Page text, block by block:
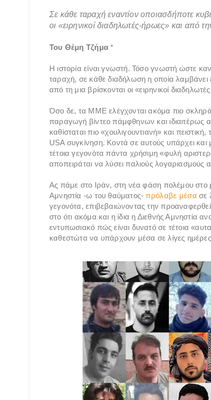
Σε κάθε ταραχή εναντίον οποιασδήποτε
οι «ειρηνικοί διαδηλωτές-ήρωες» και από
Του Θέμη Τζήμα*
Η ιστορία είναι γνωστή. Τόσο γνωστή ώστε
ταραχή, σε κάθε διαδήλωση η οποία λαμβάνει
από τη μια βρίσκονται οι «ειρηνικοί
Όσο δε, τα ΜΜΕ ελέγχονται ακόμα πιο
παραγωγή βίντεο πάμφθηνων και ιδιαιτέρως
καθίσταται πιο «χουλιγουντιανή» και
USA συγκίνηση. Κοντά σε αυτούς υπάρχει
τέτοια γεγονότα πάντα χρήσιμη «φυλή
αποπειράται να λύσει παλιούς
Ας πάμε στο Ιράν, στη νέα φάση πολέμου στο
Αμνηστία -ω του θαύματος-πρόλαβε μέσα σε
γεγονότα, επιβεβαιώνοντας την
στο ότι ακόμα και η ίδια η Διεθνής Αμνηστία
εντυπωσιακό πώς είναι δυνατό σε τέτοια
καθεστώτα να υπάρχουν μέσα σε λίγες ημέρες